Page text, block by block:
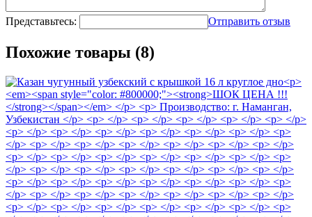
Представьтесь: Отправить отзыв
Похожие товары (8)